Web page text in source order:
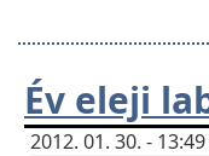
Év eleji
2012. 01. 30. -